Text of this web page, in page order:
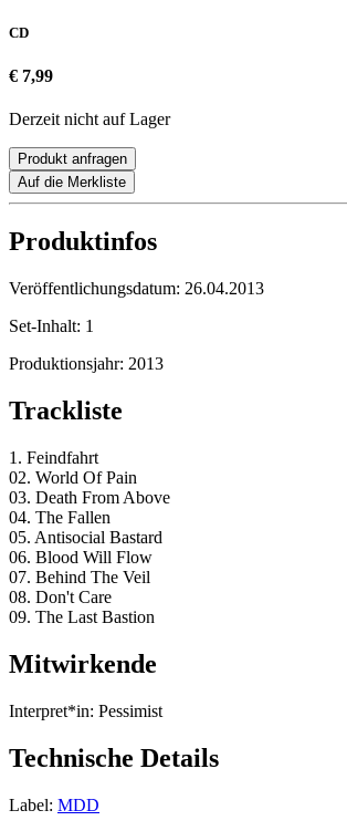
CD
€ 7,99
Derzeit nicht auf Lager
Produkt anfragen
Auf die Merkliste
Produktinfos
Veröffentlichungsdatum: 26.04.2013
Set-Inhalt: 1
Produktionsjahr: 2013
Trackliste
1. Feindfahrt
02. World Of Pain
03. Death From Above
04. The Fallen
05. Antisocial Bastard
06. Blood Will Flow
07. Behind The Veil
08. Don't Care
09. The Last Bastion
Mitwirkende
Interpret*in: Pessimist
Technische Details
Label: MDD